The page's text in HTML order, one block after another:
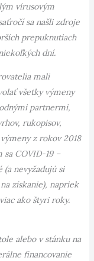
vírusovým
sa našli zdroje
prepuknutiach
dní.
mali
všetky výmeny
partnermi,
rukopisov,
z rokov 2018
COVID-19 –
(a nevyžadujú si
získanie), napriek
ako štyri roky.
alebo v stánku na
financovanie